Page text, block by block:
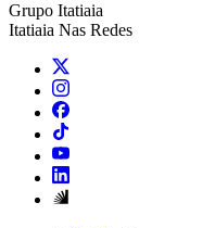
Grupo Itatiaia
Itatiaia Nas Redes